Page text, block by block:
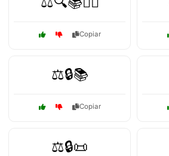
Copiar
⚖️🔒📚
Copiar
⚖️🔒📜